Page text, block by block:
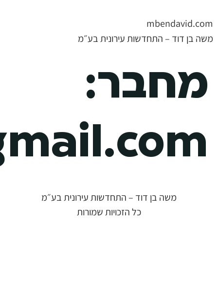
mbendavid.com
משה בן דוד – התחדשות עירונית בע״מ
מחבר:
משה בן דוד – התחדשות עירונית בע״מ
כל הזכויות שמורות